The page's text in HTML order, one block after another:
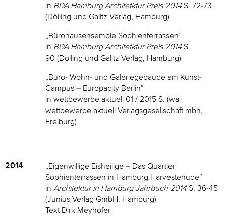
in BDA Hamburg Architetktur Preis 2014 S. 72-73
(Dölling und Galitz Verlag, Hamburg)
„Bürohausensemble Sophienterrassen”
in BDA Hamburg Architetktur Preis 2014 S.
90 (Dölling und Galitz Verlag, Hamburg)
„Büro- Wohn- und Galeriegebäude am Kunst-
Campus – Europacity Berlin”
in wettbewerbe aktuell 01 / 2015 S. (wa
wettbewerbe aktuell Verlagsgesellschaft mbh,
Freiburg)
2014
„Eigenwillige Eisheilige – Das Quartier
Sophienterrassen in Hamburg Harvestehude”
in Architektur in Hamburg Jahrbuch 2014 S. 36-45
(Junius Verlag GmbH, Hamburg)
Text Dirk Meyhöfer